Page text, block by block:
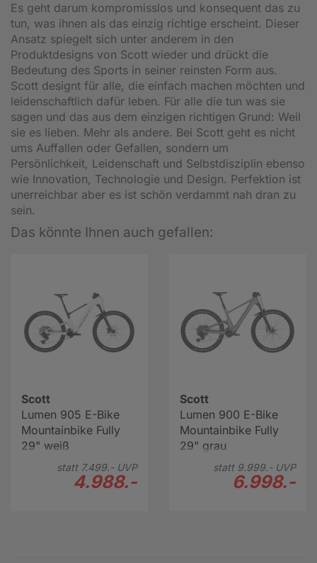
Es geht darum kompromisslos und konsequent das zu
tun, was ihnen als das einzig richtige erscheint. Dieser
Ansatz spiegelt sich unter anderem in den
Produktdesigns von Scott wieder und drückt die
Bedeutung des Sports in seiner reinsten Form aus.
Scott designt für alle, die einfach machen möchten und
leidenschaftlich dafür leben. Für alle die tun was sie
sagen und das aus dem einzigen richtigen Grund: Weil
sie es lieben. Mehr als andere. Bei Scott geht es nicht
ums Auffallen oder Gefallen, sondern um
Persönlichkeit, Leidenschaft und Selbstdisziplin ebenso
wie Innovation, Technologie und Design. Perfektion ist
unerreichbar aber es ist schön verdammt nah dran zu
sein.
Das könnte Ihnen auch gefallen:
Scott
Lumen 905 E-Bike
Mountainbike Fully
29" weiß
statt 7.499.-UVP
4.988.-
Scott
Lumen 900 E-Bike
Mountainbike Fully
29" grau
statt 9.999.-UVP
6.998.-